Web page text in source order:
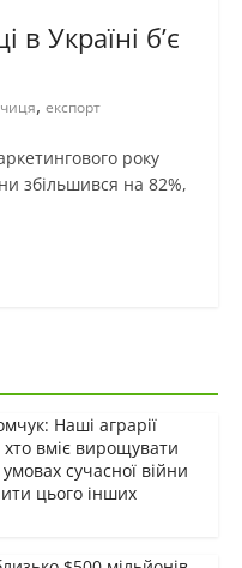
в Україні б’є
, експорт
року
збільшився на 82%,
Наші аграрії
хто вміє вирощувати
сучасної війни
цього інших